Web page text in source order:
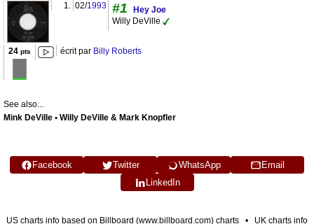
1. 02/1993 #1
Hey Joe
Willy DeVille
24 pts écrit par Billy Roberts
See also...
Mink DeVille • Willy DeVille & Mark Knopfler
Facebook Twitter WhatsApp
Email
LinkedIn
US charts info based on Billboard (www.billboard.com) charts • UK charts info